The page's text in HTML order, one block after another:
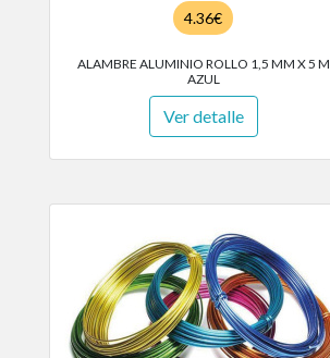
4.36€
ALAMBRE ALUMINIO ROLLO 1,5 MM X 5 M
AZUL
Ver detalle